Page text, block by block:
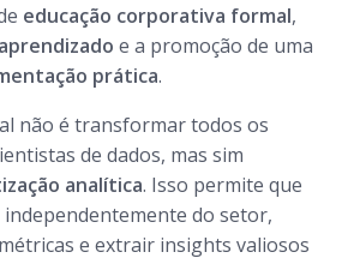
educação corporativa formal,
e a promoção de uma
prática.
não é transformar todos os
de dados, mas sim
analítica. Isso permite que
do setor,
e extrair insights valiosos